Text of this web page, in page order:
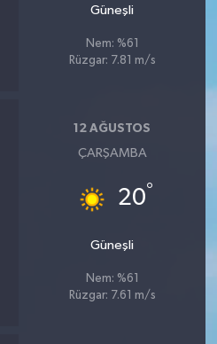
Güneşli
Nem: %61
Rüzgar: 7.81 m/s
12 AĞUSTOS
ÇARŞAMBA
20°
Güneşli
Nem: %61
Rüzgar: 7.61 m/s